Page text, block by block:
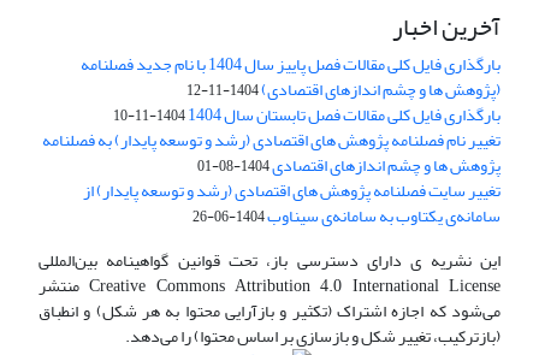
آخرین اخبار
بارگذاری فایل کلی مقالات فصل پاییز سال 1404 با نام جدید فصلنامه
(پژوهش ها و چشم اندازهای اقتصادی)1404-11-12
بارگذاری فایل کلی مقالات فصل تابستان سال 1404 1404-11-10
تغییر نام فصلنامه پژوهش های اقتصادی (رشد و توسعه پایدار) به فصلنامه
پژوهش ها و چشم اندازهای اقتصادی1404-08-01
تغییر سایت فصلنامه پژوهش های اقتصادی (رشد و توسعه پایدار) از
سامانه‌ی یکتاوب به سامانه‌ی سیناوب1404-06-26
این نشریه ی دارای دسترسی باز، تحت قوانین گواهینامه بین‌المللی
Creative Commons Attribution 4.0 International License منتشر
می‌شود که اجازه اشتراک (تکثیر و بازآرایی محتوا به هر شکل) و انطباق
(بازترکیب، تغییر شکل و بازسازی بر اساس محتوا) را می‌دهد.